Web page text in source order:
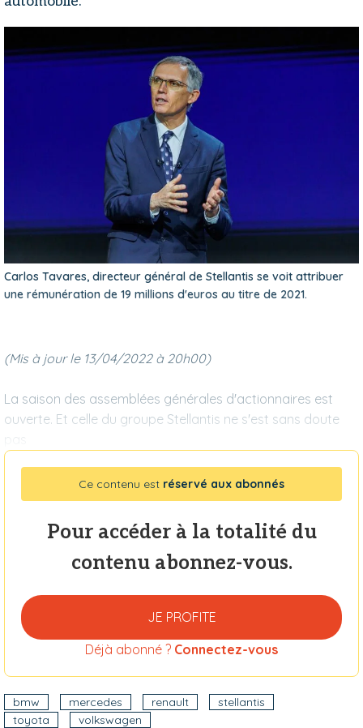
Carlos Tavares, directeur général de Stellantis se voit attribuer
une rémunération de 19 millions d'euros au titre de 2021.
(Mis à jour le 13/04/2022 à 20h00)
La saison des assemblées générales d'actionnaires est
ouverte. Et celle du groupe Stellantis ne s'est sans doute
Ce contenu est réservé aux abonnés
Pour accéder à la totalité du
contenu abonnez-vous.
JE PROFITE
Déjà abonné ? Connectez-vous
bmw mercedes renault
stellantis
toyota
volkswagen